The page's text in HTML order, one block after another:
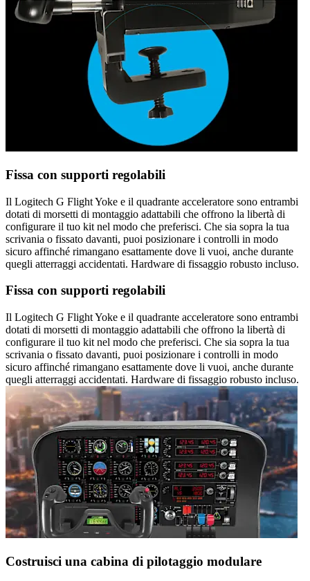
Fissa con supporti regolabili
Il Logitech G Flight Yoke e il quadrante acceleratore sono entrambi
dotati di morsetti di montaggio adattabili che offrono la libertà di
configurare il tuo kit nel modo che preferisci. Che sia sopra la tua
scrivania o fissato davanti, puoi posizionare i controlli in modo
sicuro affinché rimangano esattamente dove li vuoi, anche durante
quegli atterraggi accidentati. Hardware di fissaggio robusto incluso.
Fissa con supporti regolabili
Il Logitech G Flight Yoke e il quadrante acceleratore sono entrambi
dotati di morsetti di montaggio adattabili che offrono la libertà di
configurare il tuo kit nel modo che preferisci. Che sia sopra la tua
scrivania o fissato davanti, puoi posizionare i controlli in modo
sicuro affinché rimangano esattamente dove li vuoi, anche durante
quegli atterraggi accidentati. Hardware di fissaggio robusto incluso.
Costruisci una cabina di pilotaggio modulare